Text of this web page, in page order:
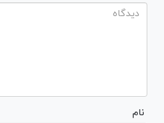
نام